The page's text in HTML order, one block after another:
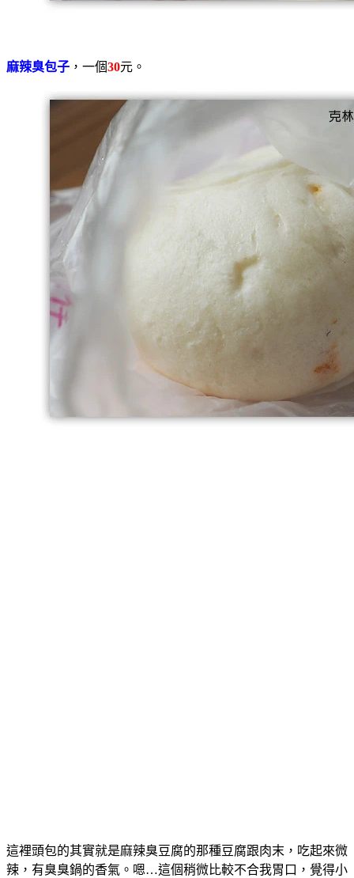
麻辣臭包子 ，一個30元。
這裡頭包的其實就是麻辣臭豆腐的那種豆腐跟肉末，吃起來微
辣，有臭臭鍋的香氣。嗯…這個稍微比較不合我胃口，覺得小